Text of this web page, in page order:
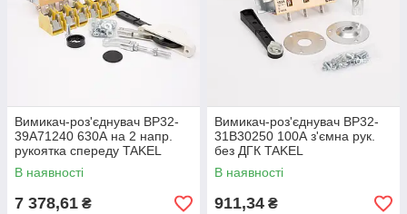
Вимикач-роз'єднувач ВР32-
39A71240 630А на 2 напр.
рукоятка спереду TAKEL
В наявності
7 378,61 ₴
Вимикач-роз'єднувач ВР32-
31В30250 100А з'ємна рук.
без ДГК TAKEL
В наявності
911,34 ₴